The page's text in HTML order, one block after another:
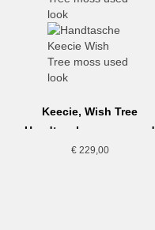
Keecie, Wish Tree
Handtasche, moss used
look
€229,00